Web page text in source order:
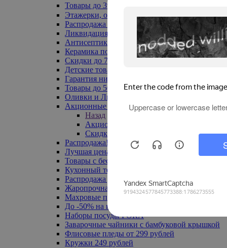
Товары до 399₽
Этажерки, обувницы
Распродажа текстиля до -50%
Ликвидация до -70%
Антисептики
Керамика по 129 руб
Скидки до 70%
Детские товары
Гарантия низкой цены
Товары до 500 руб
Оливки и Лимоны
Акционные товары
Назад
Акционные товары
Скидка 20% по промокоду
Распродажа! Ульяновск до -70%
Лучшая цена
Товары с бесплатной доставкой
Кухонный текстиль
Распродажа до -50%
Жаропрочная посуда
Махровые полотенца
До -50% на ковры
Наборы посуды FORA
Заварочные чайники с бамбуковой крышкой
Флисовые пледы от 299 рублей
Кружки 249 рублей